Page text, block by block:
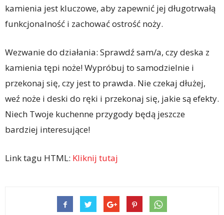
kamienia jest kluczowe, aby zapewnić jej długotrwałą
funkcjonalność i zachować ostrość noży.
Wezwanie do działania: Sprawdź sam/a, czy deska z
kamienia tępi noże! Wypróbuj to samodzielnie i
przekonaj się, czy jest to prawda. Nie czekaj dłużej,
weź noże i deski do ręki i przekonaj się, jakie są efekty.
Niech Twoje kuchenne przygody będą jeszcze
bardziej interesujące!
Link tagu HTML: Kliknij tutaj